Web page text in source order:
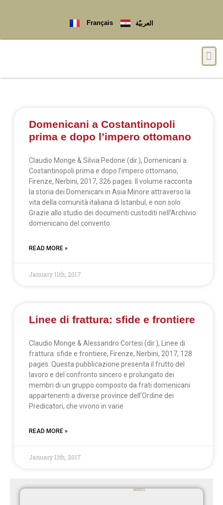
Français العربيّة
Domenicani a Costantinopoli
prima e dopo l’impero ottomano
Claudio Monge & Silvia Pedone (dir.), Domenicani a
Costantinopoli prima e dopo l’impero ottomano,
Firenze, Nerbini, 2017, 326 pages. Il volume racconta
la storia dei Domenicani in Asia Minore attraverso la
vita della comunità italiana di Istanbul, e non solo.
Grazie allo studio dei documenti custoditi nell’Archivio
domenicano del convento
READ MORE »
January 11th, 2017
Linee di frattura: sfide e frontiere
Claudio Monge & Alessandro Cortesi (dir.), Linee di
frattura: sfide e frontiere, Firenze, Nerbini, 2017, 128
pages. Questa pubblicazione presenta il frutto del
lavoro e del confronto sincero e prolungato dei
membri di un gruppo composto da frati domenicani
appartenenti a diverse province dell’Ordine dei
Predicatori, che vivono in varie
READ MORE »
January 11th, 2017
MIDEO